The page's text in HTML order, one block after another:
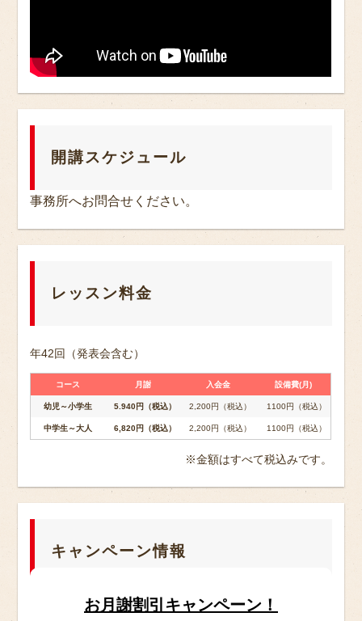
開講スケジュール
事務所へお問合せください。
レッスン料金
年42回（発表会含む）
コース 月謝 入会金 設備費(月)
幼児～小学生 5.940円（税込） 2,200円（税込） 1100円（税込）
中学生～大人 6,820円（税込） 2,200円（税込） 1100円（税込）
※金額はすべて税込みです。
キャンペーン情報
お月謝割引キャンペーン！